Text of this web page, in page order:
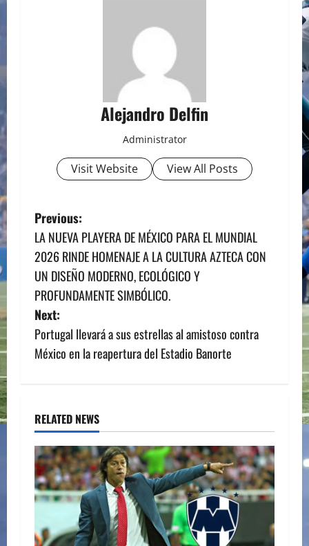
Alejandro Delfin
Administrator
Visit Website View All Posts
P
o
s
t
n
a
i
g
a
t
Previous:
LA NUEVA PLAYERA DE MÉXICO PARA EL MUNDIAL
2026 RINDE HOMENAJE A LA CULTURA AZTECA CON
UN DISEÑO MODERNO, ECOLÓGICO Y
PROFUNDAMENTE SIMBÓLICO.
Next:
Portugal llevará a sus estrellas al amistoso contra
México en la reapertura del Estadio Banorte
RELATED NEWS